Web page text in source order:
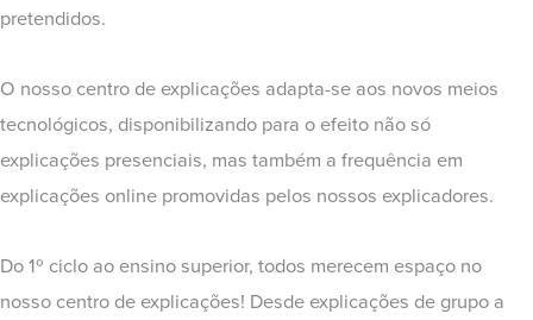
pretendidos.
O nosso centro de explicações adapta-se aos novos meios
tecnológicos, disponibilizando para o efeito não só
explicações presenciais, mas também a frequência em
explicações online promovidas pelos nossos explicadores.
Do 1º ciclo ao ensino superior, todos merecem espaço no
nosso centro de explicações! Desde explicações de grupo a